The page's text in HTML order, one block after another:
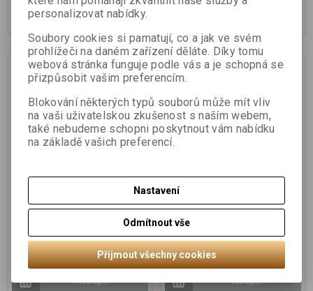
Koupit
Rocky Mountains
390 Kč
Koupit
Rocky Mountains 7kg
990 Kč
Koupit
personalizovat nabídky.
Soubory cookies si pamatují, co a jak ve svém
prohlížeči na daném zařízení děláte. Díky tomu
webová stránka funguje podle vás a je schopná se
přizpůsobit vašim preferencím.
Blokování některých typů souborů může mít vliv
na vaši uživatelskou zkušenost s naším webem,
také nebudeme schopni poskytnout vám nabídku
na základě vašich preferencí.
Nastavení
Odmítnout vše
Přijmout všechny cookies